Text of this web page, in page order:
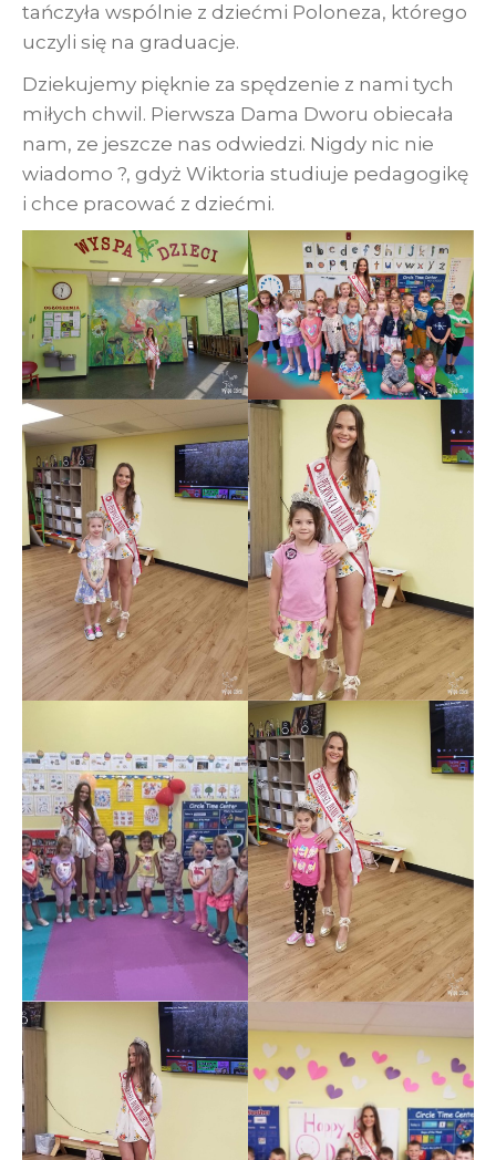
tańczyła wspólnie z dziećmi Poloneza, którego
uczyli się na graduacje.
Dziekujemy pięknie za spędzenie z nami tych
miłych chwil. Pierwsza Dama Dworu obiecała
nam, ze jeszcze nas odwiedzi. Nigdy nic nie
wiadomo ?, gdyż Wiktoria studiuje pedagogikę
i chce pracować z dziećmi.